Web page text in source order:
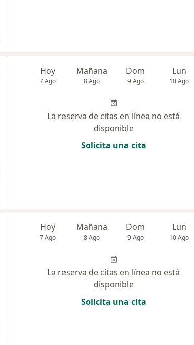
Hoy
7 Ago
Mañana
8 Ago
Dom
9 Ago
Lun
10 Ago
La reserva de citas en línea no está
disponible
Solicita una cita
Hoy
7 Ago
Mañana
8 Ago
Dom
9 Ago
Lun
10 Ago
La reserva de citas en línea no está
disponible
Solicita una cita